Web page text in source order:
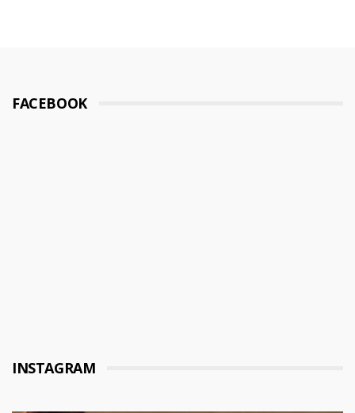
FACEBOOK
INSTAGRAM